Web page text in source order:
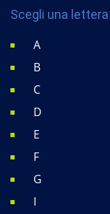
Scegli una lettera
A
B
C
D
E
F
G
I